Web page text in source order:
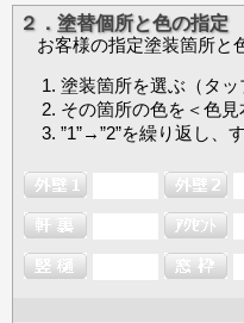
２．塗替個所と色の指定
お客様の指定塗装箇所と
塗装箇所を選ぶ（タッ
その箇所の色を＜色見
”1”→”2”を繰り返し、